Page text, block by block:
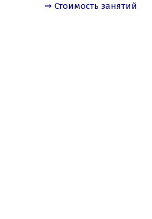
⇒ Стоимость занятий